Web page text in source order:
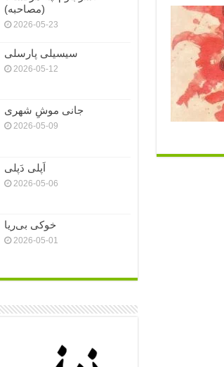
(مصاحبه)
2026-05-23
سیسیلی پارسلی
2026-05-12
جانی موشِ شهری
2026-05-09
اَپلی دَپلی
2026-05-06
خوکی بی‌ریا
2026-05-01